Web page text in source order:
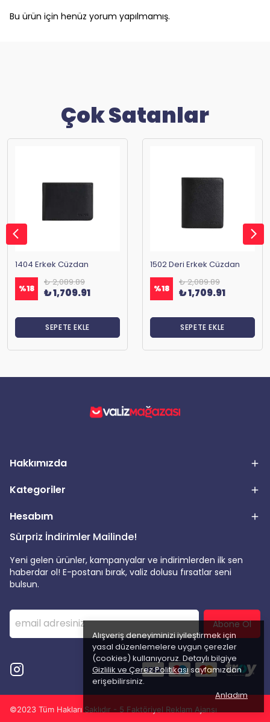
Alışveriş deneyiminizi iyileştirmek için
yasal düzenlemelere uygun çerezler
(cookies) kullanıyoruz. Detaylı bilgiye
Gizlilik ve Çerez Politikası sayfamızdan
erişebilirsiniz.
Anladım
Bu ürün için henüz yorum yapılmamış.
Çok Satanlar
1404 Erkek Cüzdan
%18
₺ 2,089.89
₺ 1,709.91
SEPETE EKLE
1502 Deri Erkek Cüzdan
%18
₺ 2,089.89
₺ 1,709.91
SEPETE EKLE
Hakkımızda
Kategoriler
Hesabım
Sürpriz İndirimler Mailinde!
Yeni gelen ürünler, kampanyalar ve indirimlerden ilk sen
haberdar ol! E-postanı bırak, valiz dolusu fırsatlar seni
bulsun.
Abone Ol
©2023 Tüm Hakları Saklıdır - 5 Faktöriyel Reklam Ajansı